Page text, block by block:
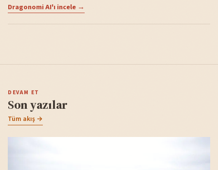
Dragonomi AI'ı incele →
DEVAM ET
Son yazılar
Tüm akış →